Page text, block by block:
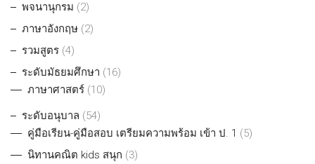
พจนานุกรม (2)
ภาษาอังกฤษ (2)
รวมสูตร (4)
ระดับมัธยมศึกษา (16)
ภาษาศาสตร์ (10)
ระดับอนุบาล (54)
คู่มือเรียน-คู่มือสอบ เตรียมความพร้อม เข้า ป. 1 (5)
นิทานคณิต kids สนุก (3)